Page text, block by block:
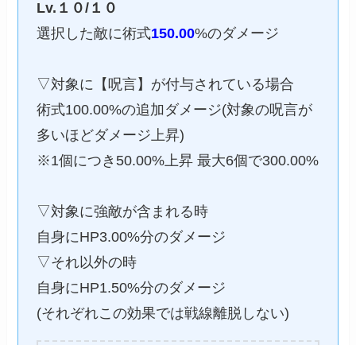
Lv.１０/１０
選択した敵に術式150.00%のダメージ
▽対象に【呪言】が付与されている場合
術式100.00%の追加ダメージ(対象の呪言が
多いほどダメージ上昇)
※1個につき50.00%上昇 最大6個で300.00%
▽対象に強敵が含まれる時
自身にHP3.00%分のダメージ
▽それ以外の時
自身にHP1.50%分のダメージ
(それぞれこの効果では戦線離脱しない)